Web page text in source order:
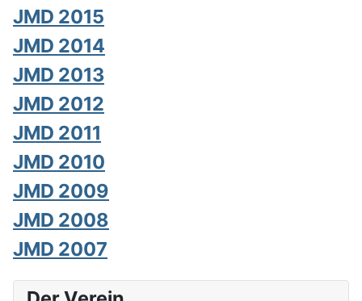
JMD 2015
JMD 2014
JMD 2013
JMD 2012
JMD 2011
JMD 2010
JMD 2009
JMD 2008
JMD 2007